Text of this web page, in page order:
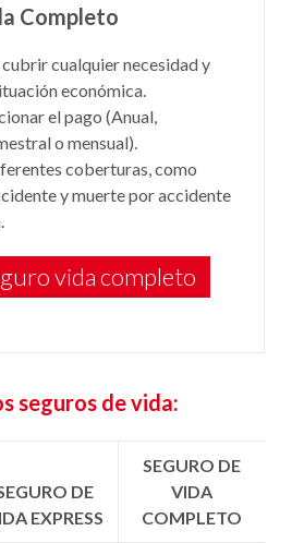
Completo
cualquier necesidad y
económica.
el pago (Anual,
o mensual).
coberturas, como
y muerte por accidente
vida completo
seguros de vida:
DE
EXPRESS
SEGURO DE
VIDA
COMPLETO